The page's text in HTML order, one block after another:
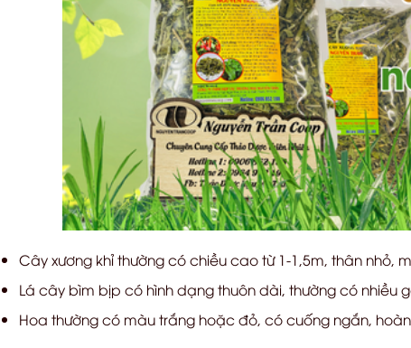
Cây xương khỉ thường có chiều cao từ 1-1,5m, thân nhỏ,
Lá cây bìm bịp có hình dạng thuôn dài, thường có nhiều
Hoa thường có màu trắng hoặc đỏ, có cuống ngắn,